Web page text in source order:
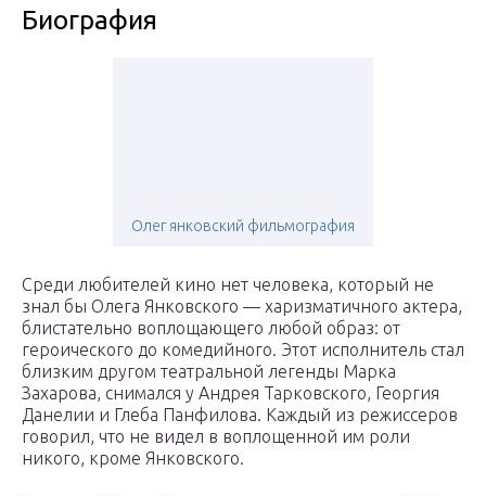
Биография
Олег янковский фильмография
Среди любителей кино нет человека, который не
знал бы Олега Янковского — харизматичного актера,
блистательно воплощающего любой образ: от
героического до комедийного. Этот исполнитель стал
близким другом театральной легенды Марка
Захарова, снимался у Андрея Тарковского, Георгия
Данелии и Глеба Панфилова. Каждый из режиссеров
говорил, что не видел в воплощенной им роли
никого, кроме Янковского.